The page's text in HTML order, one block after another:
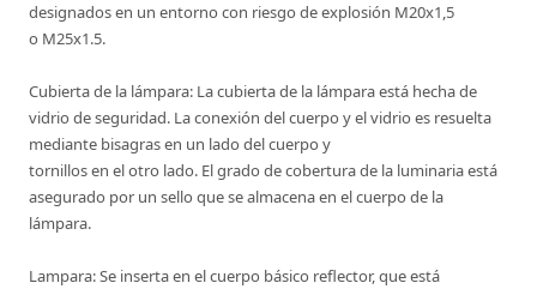
designados en un entorno con riesgo de explosión M20x1,5
o M25x1.5.
Cubierta de la lámpara: La cubierta de la lámpara está hecha de
vidrio de seguridad. La conexión del cuerpo y el vidrio es resuelta
mediante bisagras en un lado del cuerpo y
tornillos en el otro lado. El grado de cobertura de la luminaria está
asegurado por un sello que se almacena en el cuerpo de la
lámpara.
Lampara: Se inserta en el cuerpo básico reflector, que está